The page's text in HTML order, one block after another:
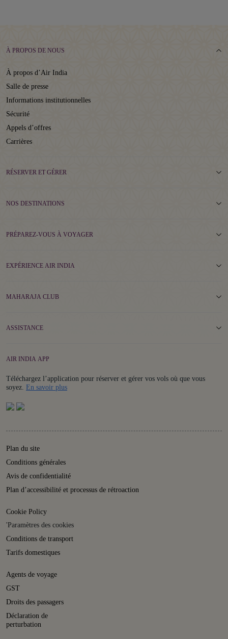
À PROPOS DE NOUS
À propos d’Air India
Salle de presse
Informations institutionnelles
Sécurité
Appels d’offres
Carrières
RÉSERVER ET GÉRER
NOS DESTINATIONS
PRÉPAREZ-VOUS À VOYAGER
EXPÉRIENCE AIR INDIA
MAHARAJA CLUB
ASSISTANCE
AIR INDIA APP
Téléchargez l’application pour réserver et gérer vos vols où que vous
soyez. En savoir plusDetails
Plan du site
Conditions générales
Avis de confidentialité
Plan d’accessibilité et processus de rétroaction
Cookie Policy
'Paramètres des cookies
Conditions de transport
Tarifs domestiques
Agents de voyage
GST
Droits des passagers
Déclaration de
perturbation